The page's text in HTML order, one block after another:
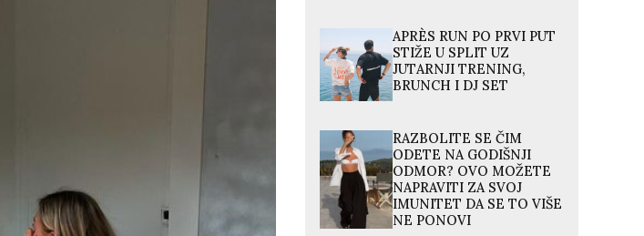
APRÈS RUN PO PRVI PUT
STIŽE U SPLIT UZ
JUTARNJI TRENING,
BRUNCH I DJ SET
RAZBOLITE SE ČIM
ODETE NA GODIŠNJI
ODMOR? OVO MOŽETE
NAPRAVITI ZA SVOJ
IMUNITET DA SE TO VIŠE
NE PONOVI